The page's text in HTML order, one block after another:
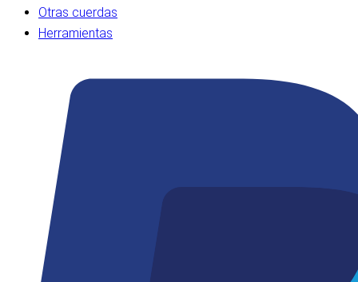
Otras cuerdas
Herramientas